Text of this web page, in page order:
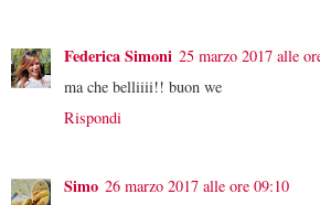
Federica Simoni 25 marzo 2017 alle
ma che belliiii!! buon we
Rispondi
Simo 26 marzo 2017 alle ore 09:10